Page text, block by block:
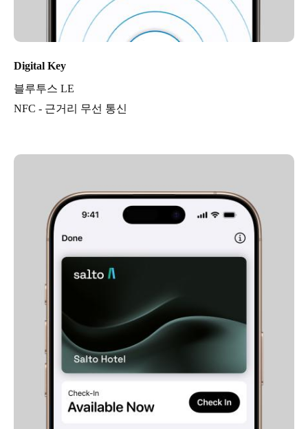
Digital Key
블루투스 LE
NFC - 근거리 무선 통신